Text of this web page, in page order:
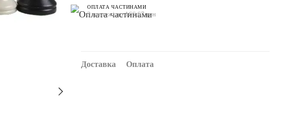
ОПЛАТА ЧАСТИНАМИ
3 платежі по 166.67 грн
Доставка Оплата